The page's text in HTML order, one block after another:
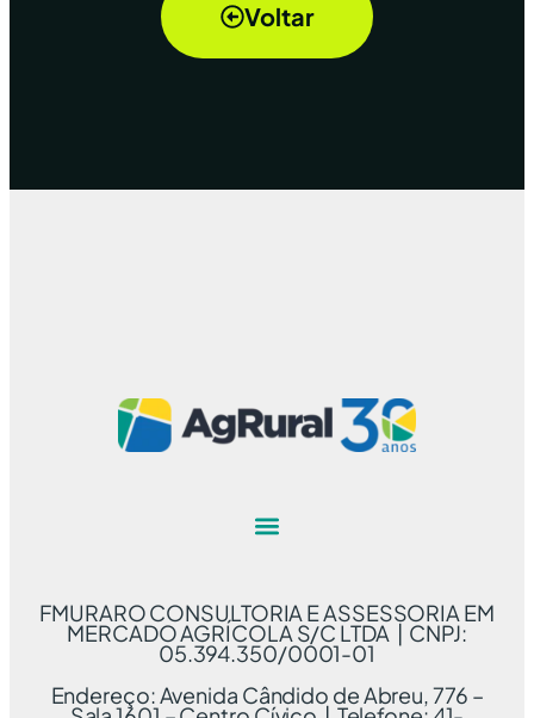
Voltar
FMURARO CONSULTORIA E ASSESSORIA EM
MERCADO AGRÍCOLA S/C LTDA | CNPJ:
05.394.350/0001-01
Endereço: Avenida Cândido de Abreu, 776 –